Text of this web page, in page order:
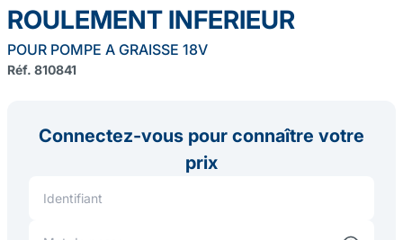
ROULEMENT INFERIEUR
POUR POMPE A GRAISSE 18V
Réf. 810841
Connectez-vous pour connaître votre
prix